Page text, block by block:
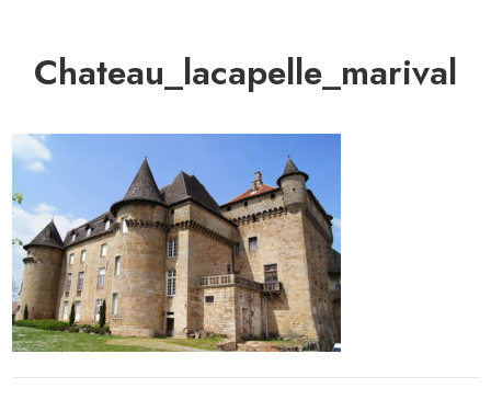
Chateau_lacapelle_marival